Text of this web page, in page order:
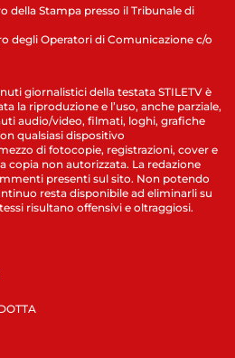
della Stampa presso il Tribunale di
degli Operatori di Comunicazione c/o
giornalistici della testata STILETV è
la riproduzione e l’uso, anche parziale,
audio/video, filmati, loghi, grafiche
qualsiasi dispositivo
di fotocopie, registrazioni, cover e
copia non autorizzata. La redazione
presenti sul sito. Non potendo
resta disponibile ad eliminarli su
risultano offensivi e oltraggiosi.